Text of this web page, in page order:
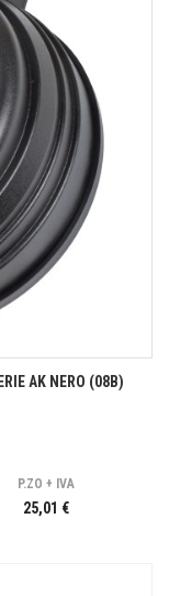
AK NERO (08B)
P.ZO + IVA
25,01 €